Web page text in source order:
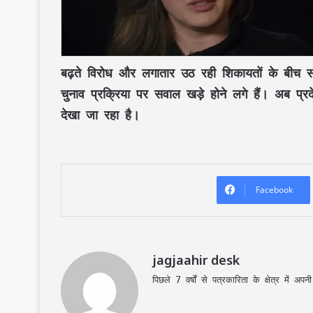
बढ़ते विरोध और लगातार उठ रही शिकायतों के
चुनाव प्रक्रिया पर सवाल खड़े होने लगे हैं। अब
देखा जा रहा है।
Facebook
jagjaahir desk
पिछले 7 वर्षों से पत्रकारिता के क्षेत्र में